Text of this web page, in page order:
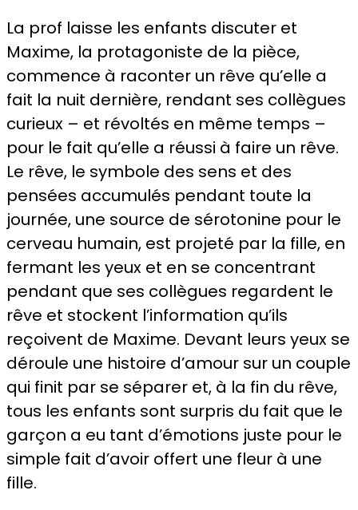
La prof laisse les enfants discuter et
Maxime, la protagoniste de la pièce,
commence à raconter un rêve qu’elle a
fait la nuit dernière, rendant ses collègues
curieux – et révoltés en même temps –
pour le fait qu’elle a réussi à faire un rêve.
Le rêve, le symbole des sens et des
pensées accumulés pendant toute la
journée, une source de sérotonine pour le
cerveau humain, est projeté par la fille, en
fermant les yeux et en se concentrant
pendant que ses collègues regardent le
rêve et stockent l’information qu’ils
reçoivent de Maxime. Devant leurs yeux se
déroule une histoire d’amour sur un couple
qui finit par se séparer et, à la fin du rêve,
tous les enfants sont surpris du fait que le
garçon a eu tant d’émotions juste pour le
simple fait d’avoir offert une fleur à une
fille.